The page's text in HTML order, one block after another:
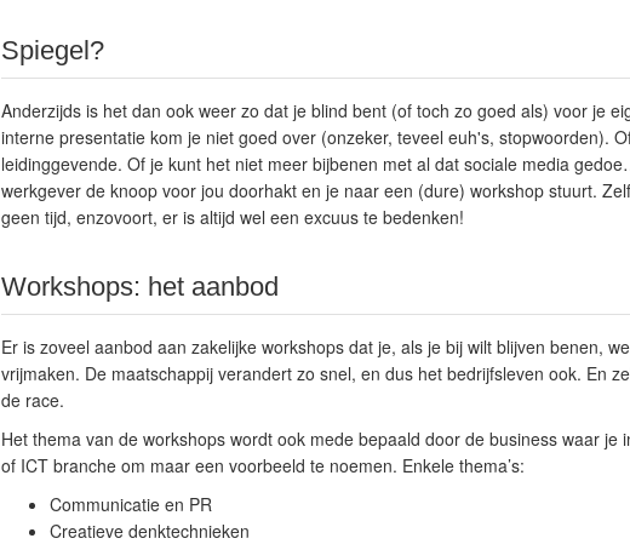
Spiegel?
Anderzijds is het dan ook weer zo dat je blind bent (of toch zo goed als) voor je
interne presentatie kom je niet goed over (onzeker, teveel euh's, stopwoorden).
leidinggevende. Of je kunt het niet meer bijbenen met al dat sociale media
werkgever de knoop voor jou doorhakt en je naar een (dure) workshop stuurt.
geen tijd, enzovoort, er is altijd wel een excuus te bedenken!
Workshops: het aanbod
Er is zoveel aanbod aan zakelijke workshops dat je, als je bij wilt blijven benen,
vrijmaken. De maatschappij verandert zo snel, en dus het bedrijfsleven ook. En
de race.
Het thema van de workshops wordt ook mede bepaald door de business waar je
of ICT branche om maar een voorbeeld te noemen. Enkele thema’s:
Communicatie en PR
Creatieve denktechnieken